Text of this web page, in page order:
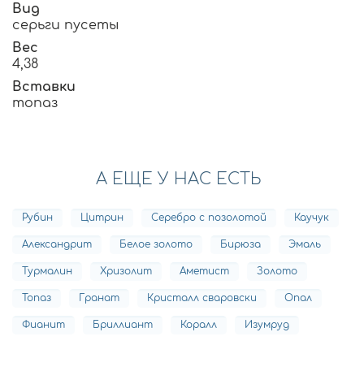
Вид
серьги пусеты
Вес
4,38
Вставки
топаз
А ЕЩЕ У НАС ЕСТЬ
Рубин Цитрин Серебро с позолотой Каучук
Александрит Белое золото Бирюза Эмаль
Турмалин Хризолит Аметист Золото
Топаз Гранат Кристалл сваровски Опал
Фианит Бриллиант Коралл Изумруд